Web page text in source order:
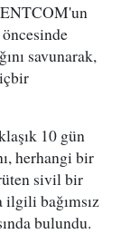
savunarak,
10 gün
herhangi bir
sivil bir
bağımsız
bulundu.